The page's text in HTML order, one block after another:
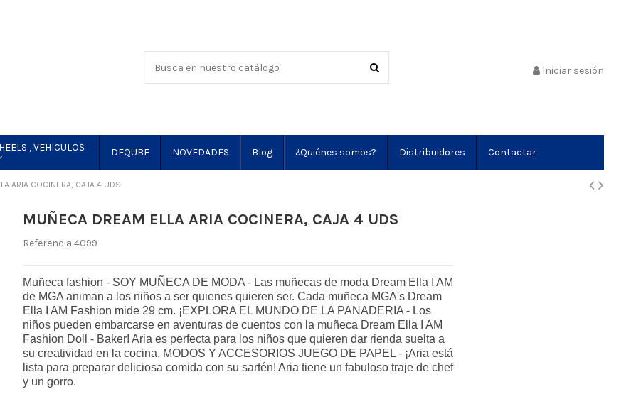
Iniciar sesión
, VEHICULOS
DEQUBE NOVEDADES Blog ¿Quiénes somos? Distribuidores Contactar
ARIA COCINERA, CAJA 4 UDS
MUÑECA DREAM ELLA ARIA COCINERA, CAJA 4 UDS
Referencia 4099
Muñeca fashion - SOY MUÑECA DE MODA - Las muñecas de moda Dream Ella I AM
de MGA animan a los niños a ser quienes quieren ser. Cada muñeca MGA's Dream
Ella I AM Fashion mide 29 cm. ¡EXPLORA EL MUNDO DE LA PANADERIA - Los
niños pueden embarcarse en aventuras de cuentos con la muñeca Dream Ella I AM
Fashion Doll - Baker! Aria es perfecta para los niños que quieren dar rienda suelta a
su creatividad en la cocina. MODOS Y ACCESORIOS JUEGO DE PAPEL - ¡Aria está
lista para preparar deliciosa comida con su sartén! Aria tiene un fabuloso traje de chef
y un gorro.